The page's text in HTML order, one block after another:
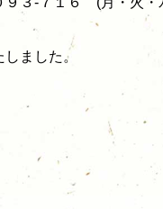
ました。